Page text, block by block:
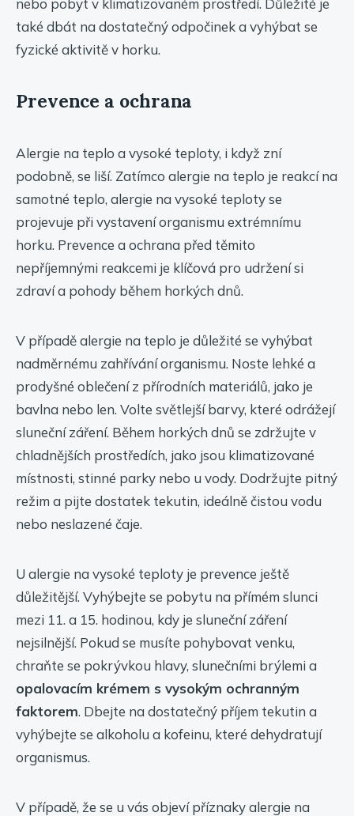
nebo pobyt v klimatizovaném prostředí. Důležité je
také dbát na dostatečný odpočinek a vyhýbat se
fyzické aktivitě v horku.
Prevence a ochrana
Alergie na teplo a vysoké teploty, i když zní
podobně, se liší. Zatímco alergie na teplo je reakcí na
samotné teplo, alergie na vysoké teploty se
projevuje při vystavení organismu extrémnímu
horku. Prevence a ochrana před těmito
nepříjemnými reakcemi je klíčová pro udržení si
zdraví a pohody během horkých dnů.
V případě alergie na teplo je důležité se vyhýbat
nadměrnému zahřívání organismu. Noste lehké a
prodyšné oblečení z přírodních materiálů, jako je
bavlna nebo len. Volte světlejší barvy, které odrážejí
sluneční záření. Během horkých dnů se zdržujte v
chladnějších prostředích, jako jsou klimatizované
místnosti, stinné parky nebo u vody. Dodržujte pitný
režim a pijte dostatek tekutin, ideálně čistou vodu
nebo neslazené čaje.
U alergie na vysoké teploty je prevence ještě
důležitější. Vyhýbejte se pobytu na přímém slunci
mezi 11. a 15. hodinou, kdy je sluneční záření
nejsilnější. Pokud se musíte pohybovat venku,
chraňte se pokrývkou hlavy, slunečními brýlemi a
opalovacím krémem s vysokým ochranným
faktorem. Dbejte na dostatečný příjem tekutin a
vyhýbejte se alkoholu a kofeinu, které dehydratují
organismus.
V případě, že se u vás objeví příznaky alergie na